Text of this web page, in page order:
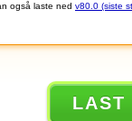
også laste ned v80.0 (siste
LAST